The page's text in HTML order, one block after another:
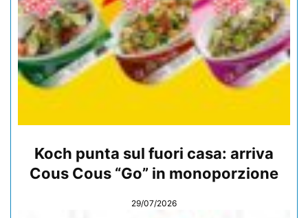
Koch punta sul fuori casa: arriva
Cous Cous “Go” in monoporzione
29/07/2026